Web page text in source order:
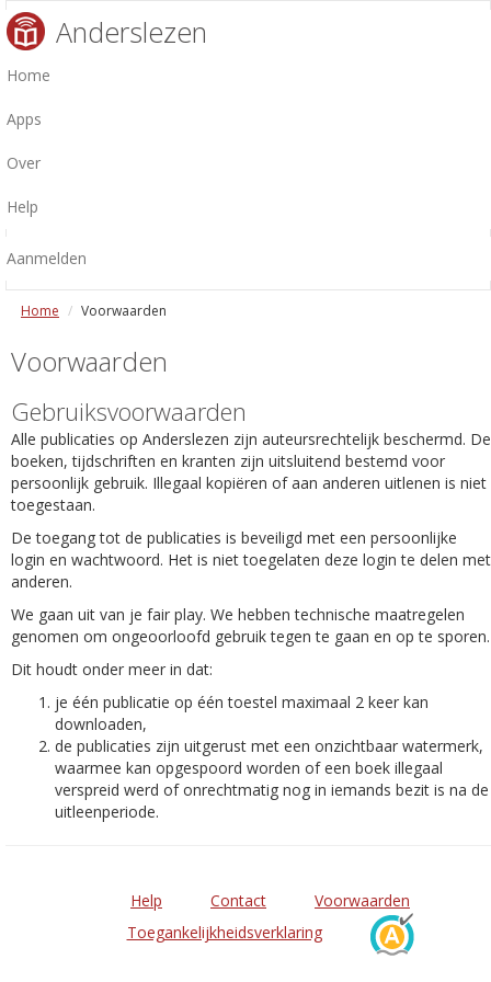
Anderslezen
Home
Apps
Over
Help
Aanmelden
Home Voorwaarden
Voorwaarden
Gebruiksvoorwaarden
Alle publicaties op Anderslezen zijn auteursrechtelijk beschermd. De
boeken, tijdschriften en kranten zijn uitsluitend bestemd voor
persoonlijk gebruik. Illegaal kopiëren of aan anderen uitlenen is niet
toegestaan.
De toegang tot de publicaties is beveiligd met een persoonlijke
login en wachtwoord. Het is niet toegelaten deze login te delen met
anderen.
We gaan uit van je fair play. We hebben technische maatregelen
genomen om ongeoorloofd gebruik tegen te gaan en op te sporen.
Dit houdt onder meer in dat:
je één publicatie op één toestel maximaal 2 keer kan
downloaden,
de publicaties zijn uitgerust met een onzichtbaar watermerk,
waarmee kan opgespoord worden of een boek illegaal
verspreid werd of onrechtmatig nog in iemands bezit is na de
uitleenperiode.
Help Contact
Voorwaarden
Toegankelijkheidsverklaring